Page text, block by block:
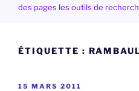
des pages les outils de
ÉTIQUETTE :
PUBLIÉ
15 MARS 2011